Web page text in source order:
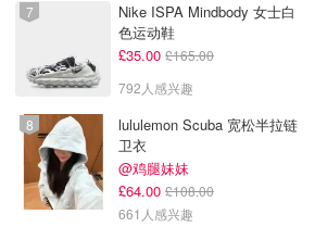
Nike ISPA Mindbody 女士白
色运动鞋
£35.00 £165.00
792人感兴趣
lululemon Scuba 宽松半拉链
卫衣
@鸡腿妹妹
£64.00 £108.00
661人感兴趣